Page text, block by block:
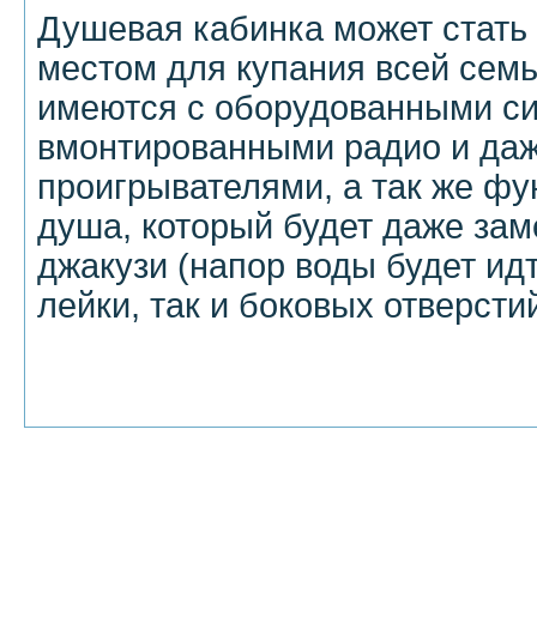
Душевая кабинка может
местом для купания всей
имеются с оборудованными
вмонтированными радио и
проигрывателями, а так же
душа, который будет даже
джакузи (напор воды будет
лейки, так и боковых